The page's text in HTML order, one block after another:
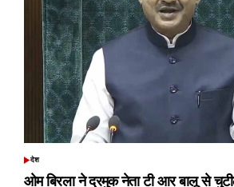
POSTED
देश
ओम बिरला ने द्रमुक नेता टी आर बालू से